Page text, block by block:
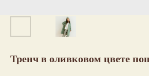
Тренч в оливковом цвете